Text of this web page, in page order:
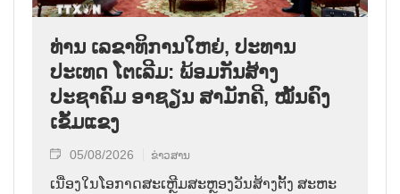
ທ່ານ ເລຂາທິການໃຫຍ່, ປະທານ
ປະເທດ ໂຕເລີມ: ພ້ອມກັນສ້າງ
ປະຊາຄົມ ອາຊຽນ ສາມັກຄີ, ໝັ້ນຄົງ
ເຂັ້ມແຂງ
05/08/2026 ຂ່າວສານ
ເນື່ອງໃນໂອກາດສະເຫຼີມສະຫຼອງວັນສ້າງຕັ້ງ ສະຫະ